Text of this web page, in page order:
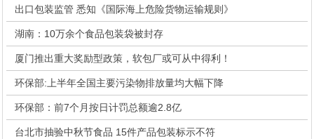
出口包装监管 悉知《国际海上危险货物运输规则》
湖南：10万余个食品包装袋被封存
厦门推出重大奖励型政策，软包厂或可从中得利！
环保部:上半年全国主要污染物排放量均大幅下降
环保部：前7个月按日计罚总额逾2.8亿
台北市抽验中秋节食品 15件产品包装标示不符